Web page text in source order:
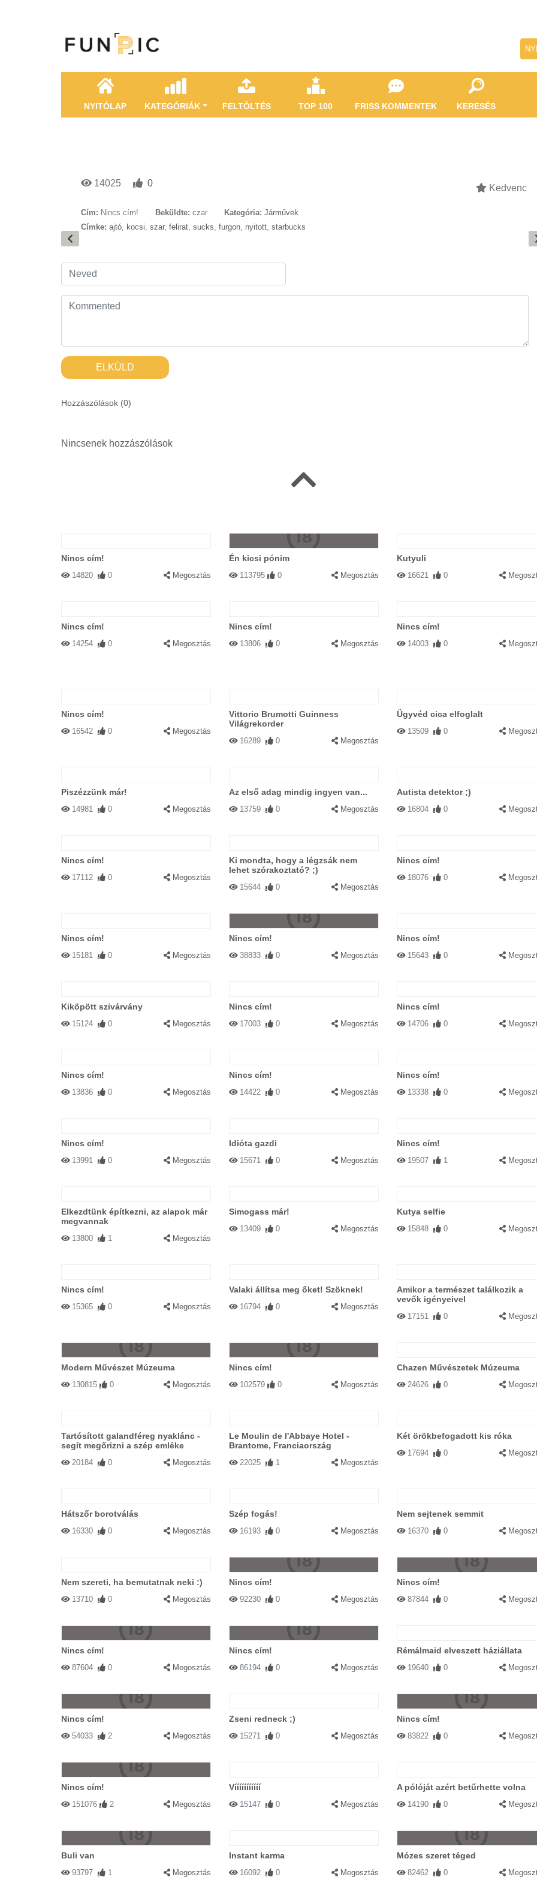
NYITÓLAP KATEGÓRIÁK FELTÖLTÉS TOP 100 FRISS KOMMENTEK KERESÉS
14025 0 Kedvenc
Cím: Nincs cím! Beküldte: czar Kategória: Járművek
Címke: ajtó, kocsi, szar, felirat, sucks, furgon, nyitott, starbucks
ELKÜLD
Hozzászólások (0)
Nincsenek hozzászólások
Nincs cím!
14820 0 Megosztás
Én kicsi pónim
113795 0 Megosztás
Kutyuli
16621 0
Nincs cím!
14254 0 Megosztás
Nincs cím!
13806 0 Megosztás
Nincs cím!
14003 0
Nincs cím!
16542 0 Megosztás
Vittorio Brumotti Guinness
Világrekorder
16289 0 Megosztás
Ügyvéd cica elfoglalt
13509 0
Piszézzünk már!
14981 0 Megosztás
Az első adag mindig ingyen van...
13759 0 Megosztás
Autista detektor ;)
16804 0
Nincs cím!
17112 0 Megosztás
Ki mondta, hogy a légzsák nem
lehet szórakoztató? ;)
15644 0 Megosztás
Nincs cím!
18076 0
Nincs cím!
15181 0 Megosztás
Nincs cím!
38833 0 Megosztás
Nincs cím!
15643 0
Kiköpött szivárvány
15124 0 Megosztás
Nincs cím!
17003 0 Megosztás
Nincs cím!
14706 0
Nincs cím!
13836 0 Megosztás
Nincs cím!
14422 0 Megosztás
Nincs cím!
13338 0
Nincs cím!
13991 0 Megosztás
Idióta gazdi
15671 0 Megosztás
Nincs cím!
19507 1
Elkezdtünk építkezni, az alapok már
megvannak
13800 1 Megosztás
Simogass már!
13409 0 Megosztás
Kutya selfie
15848 0
Nincs cím!
15365 0 Megosztás
Valaki állítsa meg őket! Szöknek!
16794 0 Megosztás
Amikor a természet találkozik a
vevők igényeivel
17151 0
Modern Művészet Múzeuma
130815 0 Megosztás
Nincs cím!
102579 0 Megosztás
Chazen Művészetek Múzeuma
24626 0
Tartósított galandféreg nyaklánc -
segít megőrizni a szép emléke
20184 0 Megosztás
Le Moulin de l'Abbaye Hotel -
Brantome, Franciaország
22025 1 Megosztás
Két örökbefogadott kis róka
17694 0
Hátszőr borotválás
16330 0 Megosztás
Szép fogás!
16193 0 Megosztás
Nem sejtenek semmit
16370 0
Nem szereti, ha bemutatnak neki :)
13710 0 Megosztás
Nincs cím!
92230 0 Megosztás
Nincs cím!
87844 0
Nincs cím!
87604 0 Megosztás
Nincs cím!
86194 0 Megosztás
Rémálmaid elveszett háziállata
19640 0
Nincs cím!
54033 2 Megosztás
Zseni redneck ;)
15271 0 Megosztás
Nincs cím!
83822 0
Nincs cím!
151076 2 Megosztás
Vííííííííííí
15147 0 Megosztás
A pólóját azért betűrhette volna
14190 0
Buli van
93797 1 Megosztás
Instant karma
16092 0 Megosztás
Mózes szeret téged
82462 0